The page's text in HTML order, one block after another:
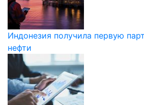
Индонезия получила первую
нефти